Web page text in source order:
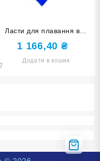
Ласти для плавання в
басейні SNS. Розмір 39-41.
Колір синій TE-2737-1-
3941-С
1 166,40 ₴
Додати в кошик